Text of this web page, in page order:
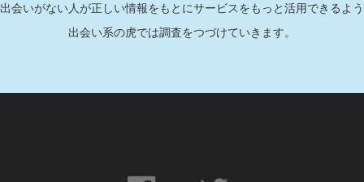
出会いがない人が正しい情報をもとにサービスをもっと活用できるよう
出会い系の虎では調査をつづけていきます。